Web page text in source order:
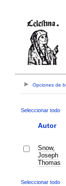
Opciones de
Seleccionar todo
Autor
Snow,
Joseph
Thomas
Seleccionar todo